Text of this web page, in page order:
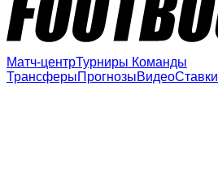
Матч-центрТурниры Команды
ТрансферыПрогнозыВидеоСтавки